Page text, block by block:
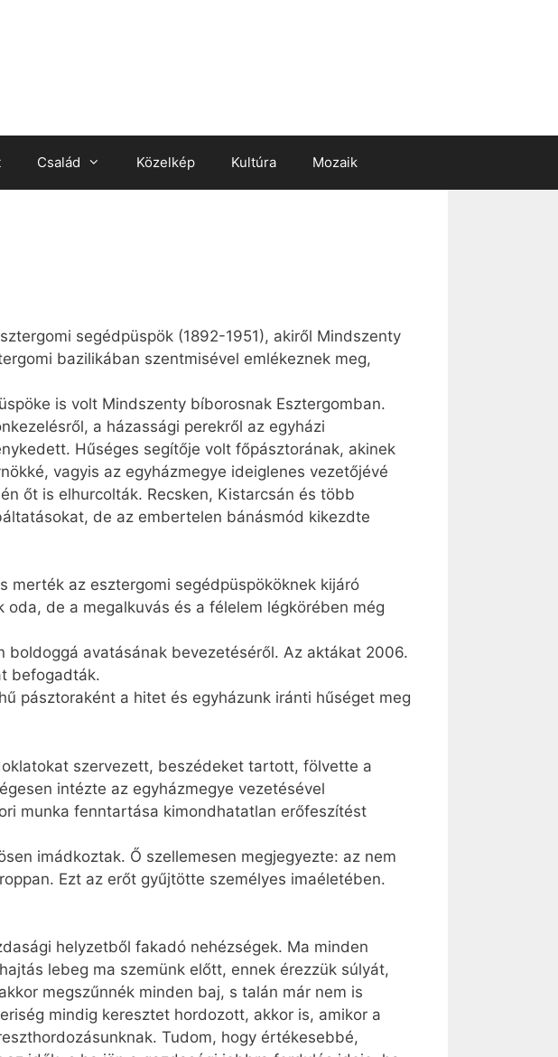
Család Közelkép Kultúra Mozaik
segédpüspök (1892-1951), akiről Mindszenty
bazilikában szentmisével emlékeznek meg,
is volt Mindszenty bíborosnak Esztergomban.
a házassági perekről az egyházi
Hűséges segítője volt főpásztorának, akinek
vagyis az egyházmegye ideiglenes vezetőjévé
őt is elhurcolták. Recsken, Kistarcsán és több
de az embertelen bánásmód kikezdte
merték az esztergomi segédpüspököknek kijáró
de a megalkuvás és a félelem légkörében még
avatásának bevezetéséről. Az aktákat 2006.
befogadták.
pásztoraként a hitet és egyházunk iránti hűséget meg
szervezett, beszédeket tartott, fölvette a
intézte az egyházmegye vezetésével
munka fenntartása kimondhatatlan erőfeszítést
imádkoztak. Ő szellemesen megjegyezte: az nem
Ezt az erőt gyűjtötte személyes imaéletében.
helyzetből fakadó nehézségek. Ma minden
lebeg ma szemünk előtt, ennek érezzük súlyát,
megszűnnék minden baj, s talán már nem is
mindig keresztet hordozott, akkor is, amikor a
Tudom, hogy értékesebbé,